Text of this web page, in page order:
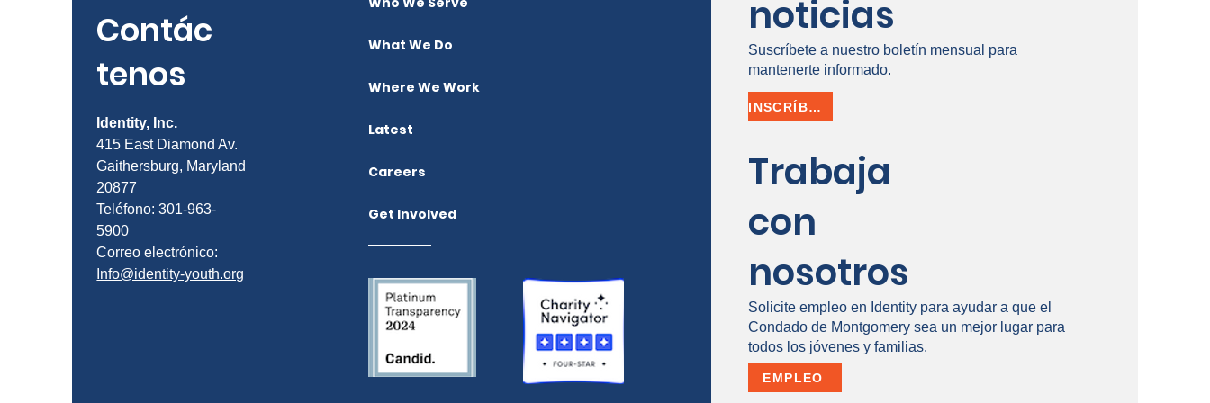
Contác
tenos
Identity, Inc.
415 East Diamond Av.
Gaithersburg, Maryland
20877
Teléfono: 301-963-
5900
Correo electrónico:
Info@identity-youth.org
What We Do
Where We Work
Latest
Careers
Get Involved
noticias
Suscríbete a nuestro boletín mensual para
mantenerte informado.
INSCRÍBETE
Trabaja
con
nosotros
Solicite empleo en Identity para ayudar a que el
Condado de Montgomery sea un mejor lugar para
todos los jóvenes y familias.
EMPLEO